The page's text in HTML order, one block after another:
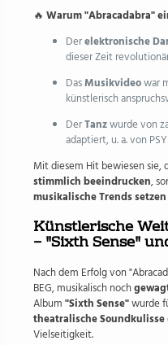
🔥 Warum "Abracadabra"
Derelektronische
dieser Zeit
DasMusikvideowar
künstlerisch
DerTanzwurde von
adaptiert, u. a. von
Mit diesem Hit bewiesen sie,
stimmlich beeindrucken,
musikalische Trends setzen
Künstlerische
– "Sixth Sense"
Nach dem Erfolg von
BEG, musikalisch noch
Album"Sixth Sense"wurde
theatralische Soundkulisse
Vielseitigkeit.